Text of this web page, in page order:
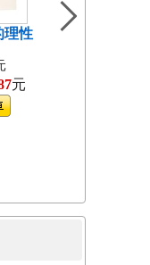
理性
元
島嶼食紀[3本不